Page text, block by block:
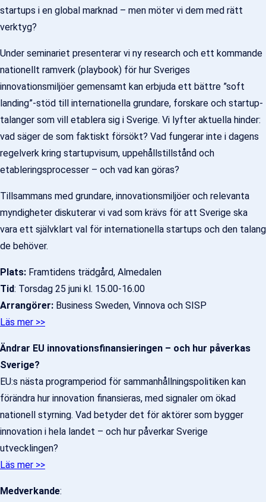
startups i en global marknad – men möter vi dem med rätt
verktyg?
Under seminariet presenterar vi ny research och ett kommande
nationellt ramverk (playbook) för hur Sveriges
innovationsmiljöer gemensamt kan erbjuda ett bättre ”soft
landing”-stöd till internationella grundare, forskare och startup-
talanger som vill etablera sig i Sverige. Vi lyfter aktuella hinder:
vad säger de som faktiskt försökt? Vad fungerar inte i dagens
regelverk kring startupvisum, uppehållstillstånd och
etableringsprocesser – och vad kan göras?
Tillsammans med grundare, innovationsmiljöer och relevanta
myndigheter diskuterar vi vad som krävs för att Sverige ska
vara ett självklart val för internationella startups och den talang
de behöver.
Plats: Framtidens trädgård, Almedalen
Tid: Torsdag 25 juni kl. 15.00-16.00
Arrangörer: Business Sweden, Vinnova och SISP
Läs mer >>
Ändrar EU innovationsfinansieringen – och hur påverkas
Sverige?
EU:s nästa programperiod för sammanhållningspolitiken kan
förändra hur innovation finansieras, med signaler om ökad
nationell styrning. Vad betyder det för aktörer som bygger
innovation i hela landet – och hur påverkar Sverige
utvecklingen?
Läs mer >>
Medverkande: